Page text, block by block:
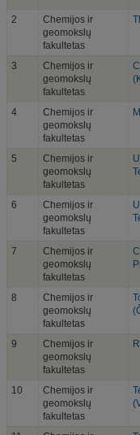
2
Chemijos ir
geomokslų
fakultetas
3
Chemijos ir
geomokslų
fakultetas
4
Chemijos ir
geomokslų
fakultetas
5
Chemijos ir
geomokslų
fakultetas
6
Chemijos ir
geomokslų
fakultetas
7
Chemijos ir
geomokslų
fakultetas
8
Chemijos ir
geomokslų
fakultetas
9
Chemijos ir
geomokslų
fakultetas
10
Chemijos ir
geomokslų
fakultetas